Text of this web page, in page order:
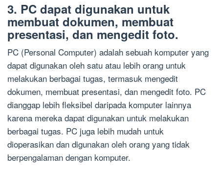
3. PC dapat digunakan untuk
membuat dokumen, membuat
presentasi, dan mengedit foto.
PC (Personal Computer) adalah sebuah komputer yang
dapat digunakan oleh satu atau lebih orang untuk
melakukan berbagai tugas, termasuk mengedit
dokumen, membuat presentasi, dan mengedit foto. PC
dianggap lebih fleksibel daripada komputer lainnya
karena mereka dapat digunakan untuk melakukan
berbagai tugas. PC juga lebih mudah untuk
dioperasikan dan digunakan oleh orang yang tidak
berpengalaman dengan komputer.